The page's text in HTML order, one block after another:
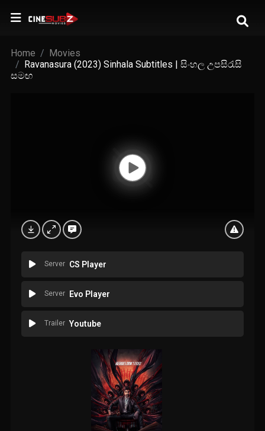
Home
Movies
Ravanasura (2023) Sinhala Subtitles | සිංහල උපසිරැසි
සමඟ
Server CS Player
Server Evo Player
Trailer Youtube